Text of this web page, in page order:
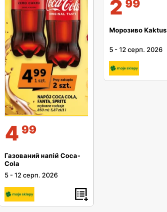
4 99
Газований напій Coca-
Cola
5 -12 серп. 2026
2 99
Морозиво Kaktus
5 -12 серп. 2026